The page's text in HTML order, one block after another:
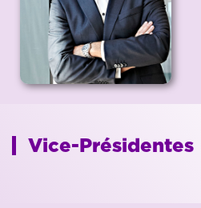
Vice-Présidentes